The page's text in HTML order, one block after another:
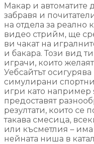
Макар и автоматите
забравя и
на отдела за реално
видео стрийм, ще
ви чакат на
и бакара. Този вид
играчи, които
Уебсайтът
симулирани
игри като например
предоставят
резултати, които се
такава смесица,
или късметлия –
нейната ниша в